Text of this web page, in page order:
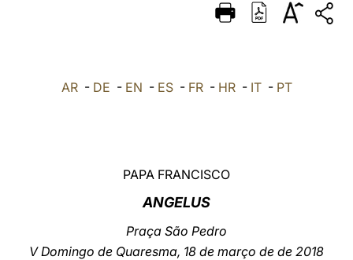
ITALIANO
AR- DE - EN - ES- FR- HR- IT- PT
PAPA FRANCISCO
ANGELUS
Praça São Pedro
V Domingo de Quaresma, 18 de março de de 2018